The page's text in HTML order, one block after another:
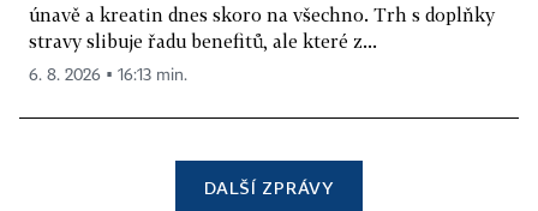
únavě a kreatin dnes skoro na všechno. Trh s doplňky
stravy slibuje řadu benefitů, ale které z...
6. 8. 2026 ▪ 16:13 min.
DALŠÍ ZPRÁVY